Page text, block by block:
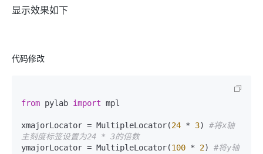
显示效果如下
代码修改
from pylab import mpl
xmajorLocator = MultipleLocator(24 * 3) #将x轴
主刻度标签设置为24 * 3的倍数
ymajorLocator = MultipleLocator(100 * 2) #将y轴